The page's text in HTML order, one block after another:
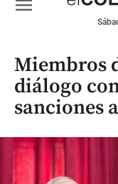
Colombia
menu
Miembros
diálogo
sanciones